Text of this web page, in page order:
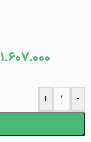
1.607.000
-
+